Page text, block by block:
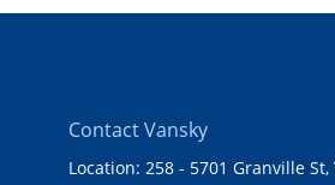
Contact Vansky
Location: 258 - 5701 Granville St,